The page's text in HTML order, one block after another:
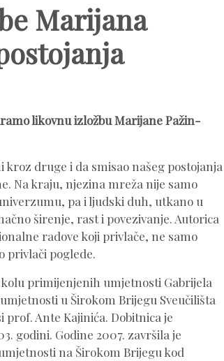
Marijana
likovnu izložbu Marijane Pažin-
druge i da smisao našeg postojanja
Na kraju, njezina mreža nije samo
pa i ljudski duh, utkano u
širenje, rast i povezivanje. Autorica
radove koji privlače, ne samo
privlači poglede.
primijenjenih umjetnosti Gabrijela
u Širokom Brijegu Sveučilišta
Ante Kajinića. Dobitnica je
godini. Godine 2007. završila je
na Širokom Brijegu kod